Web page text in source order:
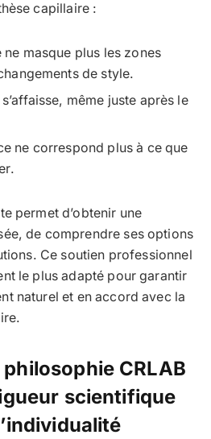
capillaire :
masque plus les zones
de style.
même juste après le
ne correspond plus à ce que
permet d’obtenir une
de comprendre ses options
Ce soutien professionnel
le plus adapté pour garantir
naturel et en accord avec la
CRLAB
scientifique